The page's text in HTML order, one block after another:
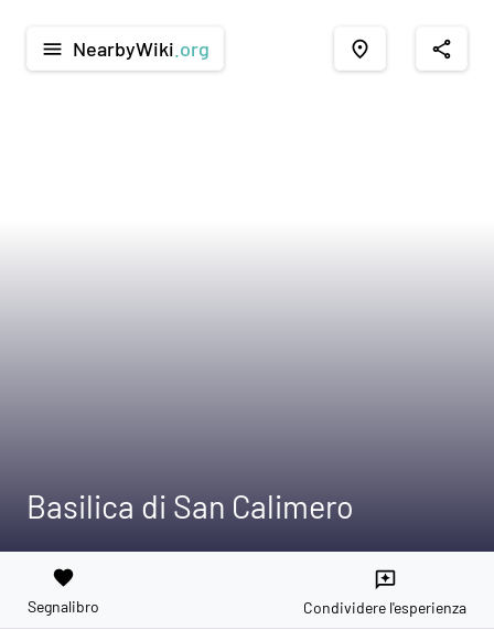
menu NearbyWiki .org place share
Basilica di San Calimero
favorite
Segnalibro
reviews
Condividere l'esperienza